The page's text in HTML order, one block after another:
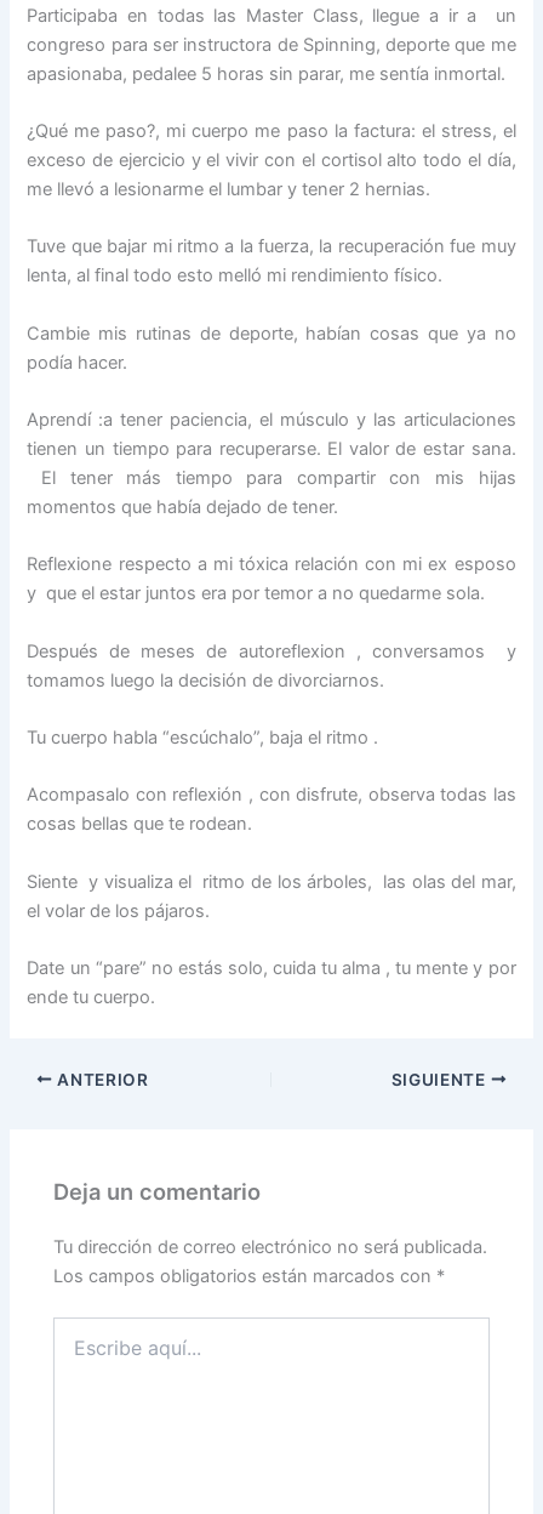
Participaba en todas las Master Class, llegue a ir a un
congreso para ser instructora de Spinning, deporte que me
apasionaba, pedalee 5 horas sin parar, me sentía inmortal.
¿Qué me paso?, mi cuerpo me paso la factura: el stress, el
exceso de ejercicio y el vivir con el cortisol alto todo el día,
me llevó a lesionarme el lumbar y tener 2 hernias.
Tuve que bajar mi ritmo a la fuerza, la recuperación fue muy
lenta, al final todo esto melló mi rendimiento físico.
Cambie mis rutinas de deporte, habían cosas que ya no
podía hacer.
Aprendí :a tener paciencia, el músculo y las articulaciones
tienen un tiempo para recuperarse. El valor de estar sana.
El tener más tiempo para compartir con mis hijas
momentos que había dejado de tener.
Reflexione respecto a mi tóxica relación con mi ex esposo
y que el estar juntos era por temor a no quedarme sola.
Después de meses de autoreflexion , conversamos y
tomamos luego la decisión de divorciarnos.
Tu cuerpo habla “escúchalo”, baja el ritmo .
Acompasalo con reflexión , con disfrute, observa todas las
cosas bellas que te rodean.
Siente y visualiza el ritmo de los árboles, las olas del mar,
el volar de los pájaros.
Date un “pare” no estás solo, cuida tu alma , tu mente y por
ende tu cuerpo.
ANTERIOR SIGUIENTE
Deja un comentario
Tu dirección de correo electrónico no será publicada.
Los campos obligatorios están marcados con *
aquí...